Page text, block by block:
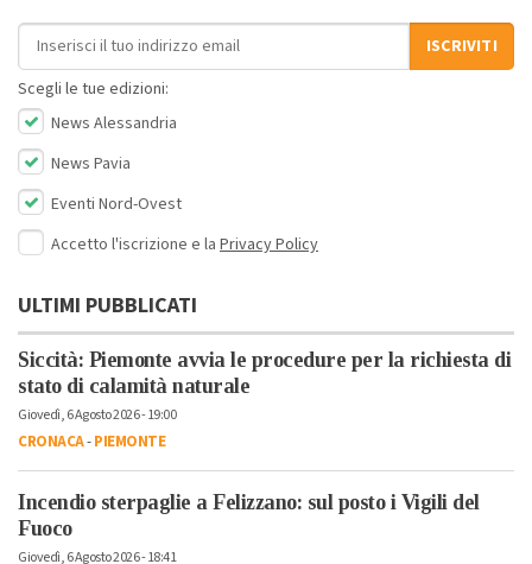
Indirizzo email
ISCRIVITI
Scegli le tue edizioni:
News Alessandria
News Pavia
Eventi Nord-Ovest
Accetto l'iscrizione e la Privacy Policy
ULTIMI PUBBLICATI
Siccità: Piemonte avvia le procedure per la richiesta di
stato di calamità naturale
Giovedì, 6 Agosto 2026 - 19:00
CRONACA-PIEMONTE
Incendio sterpaglie a Felizzano: sul posto i Vigili del
Fuoco
Giovedì, 6 Agosto 2026 - 18:41